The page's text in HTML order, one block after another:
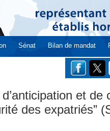
Sénat Bilan de mandat
et de
des expatriés”